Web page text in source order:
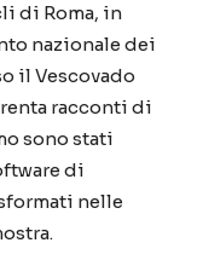
di Roma, in
nazionale dei
il Vescovado
racconti di
sono stati
di
nelle